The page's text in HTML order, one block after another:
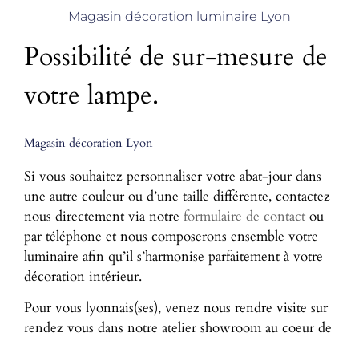
Magasin décoration luminaire Lyon
Possibilité de sur-mesure de
votre lampe.
Magasin décoration Lyon
Si vous souhaitez personnaliser votre abat-jour dans
une autre couleur ou d’une taille différente, contactez
nous directement via notre formulaire de contact ou
par téléphone et nous composerons ensemble votre
luminaire afin qu’il s’harmonise parfaitement à votre
décoration intérieur.
Pour vous lyonnais(ses), venez nous rendre visite sur
rendez vous dans notre atelier showroom au coeur de